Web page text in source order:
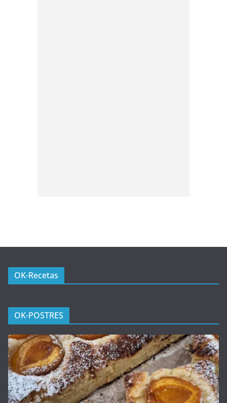
OK-Recetas
OK-POSTRES